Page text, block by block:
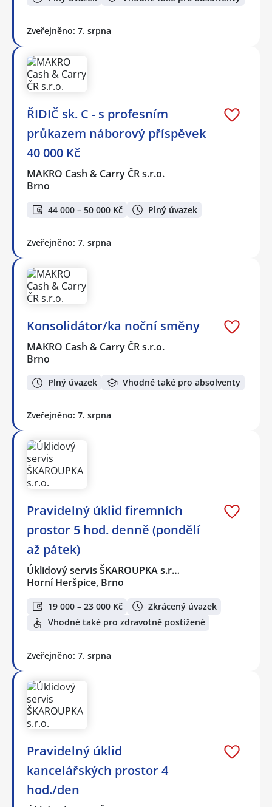
Zveřejněno: 7. srpna
ŘIDIČ sk. C - s profesním
průkazem náborový příspěvek
40 000 Kč
MAKRO Cash & Carry ČR s.r.o.
Brno
44 000 – 50 000 Kč Plný úvazek
Zveřejněno: 7. srpna
Konsolidátor/ka noční směny
MAKRO Cash & Carry ČR s.r.o.
Brno
Plný úvazek Vhodné také pro absolventy
Zveřejněno: 7. srpna
Pravidelný úklid firemních
prostor 5 hod. denně (pondělí
až pátek)
Úklidový servis ŠKAROUPKA s.r…
Horní Heršpice, Brno
19 000 – 23 000 Kč
Zkrácený úvazek
Vhodné také pro zdravotně postižené
Zveřejněno: 7. srpna
Pravidelný úklid
kancelářských prostor 4
hod./den